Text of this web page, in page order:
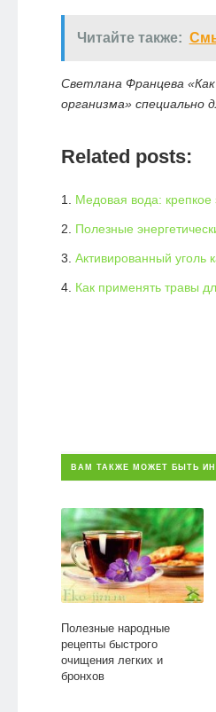
Читайте также:
Светлана Францева
организма» специально
Related posts:
Медовая вода: крепкое
Полезные
Активированный уголь
Как применять травы
ВАМ ТАКЖЕ МОЖЕТ БЫТЬ
Полезные народные
рецепты быстрого
очищения легких и
бронхов